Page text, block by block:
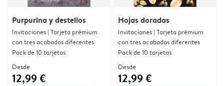
Purpurina y destellos
Invitaciones | Tarjeta prémium
con tres acabados diferentes
Pack de 10 tarjetas
Desde
12,99 €
Hojas doradas
Invitaciones | Tarjeta prémium
con tres acabados diferentes
Pack de 10 tarjetas
Desde
12,99 €